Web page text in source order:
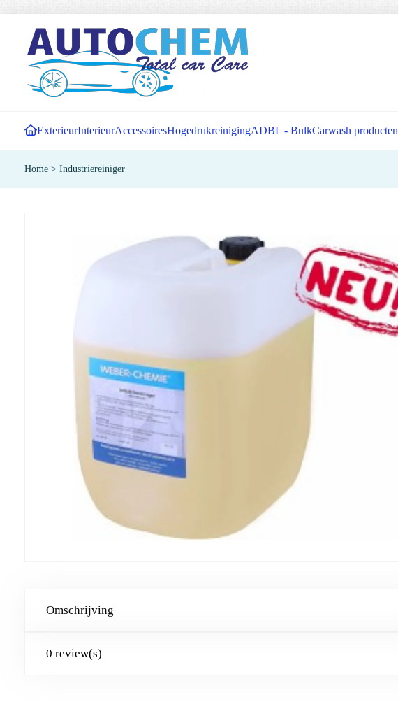
ExterieurInterieurAccessoiresHogedrukreinigingADBL - BulkCarwash producten
Home > Industriereiniger
Omschrijving
0 review(s)